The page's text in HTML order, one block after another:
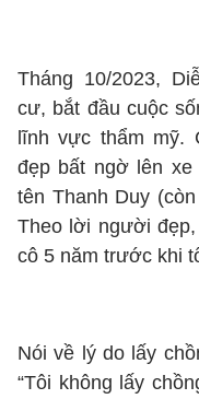
Tháng 10/2023,
cư, bắt đầu cuộc
lĩnh vực thẩm mỹ.
đẹp bất ngờ lên xe
tên Thanh Duy
Theo lời người
cô 5 năm trước khi
Nói về lý do lấy
“Tôi không lấy